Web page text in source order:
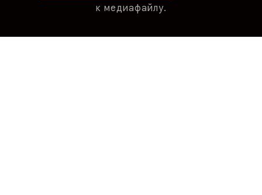
к медиафайлу.